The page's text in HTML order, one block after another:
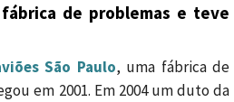
de problemas e teve
São Paulo, uma fábrica de
em 2001. Em 2004 um duto da